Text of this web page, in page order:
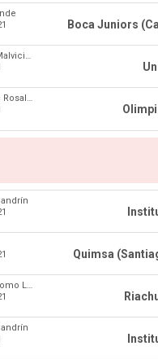
Boca Juniors
Quimsa
La Rioja